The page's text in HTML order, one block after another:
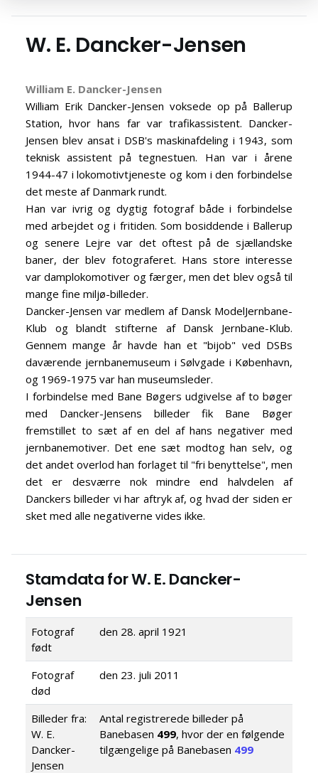
W. E. Dancker-Jensen
William E. Dancker-Jensen
William Erik Dancker-Jensen voksede op på Ballerup
Station, hvor hans far var trafikassistent. Dancker-
Jensen blev ansat i DSB's maskinafdeling i 1943, som
teknisk assistent på tegnestuen. Han var i årene
1944-47 i lokomotivtjeneste og kom i den forbindelse
det meste af Danmark rundt.
Han var ivrig og dygtig fotograf både i forbindelse
med arbejdet og i fritiden. Som bosiddende i Ballerup
og senere Lejre var det oftest på de sjællandske
baner, der blev fotograferet. Hans store interesse
var damplokomotiver og færger, men det blev også til
mange fine miljø-billeder.
Dancker-Jensen var medlem af Dansk ModelJernbane-
Klub og blandt stifterne af Dansk Jernbane-Klub.
Gennem mange år havde han et "bijob" ved DSBs
daværende jernbanemuseum i Sølvgade i København,
og 1969-1975 var han museumsleder.
I forbindelse med Bane Bøgers udgivelse af to bøger
med Dancker-Jensens billeder fik Bane Bøger
fremstillet to sæt af en del af hans negativer med
jernbanemotiver. Det ene sæt modtog han selv, og
det andet overlod han forlaget til "fri benyttelse", men
det er desværre nok mindre end halvdelen af
Danckers billeder vi har aftryk af, og hvad der siden er
sket med alle negativerne vides ikke.
Stamdata for W. E. Dancker-
Jensen
Fotograf
født
den 28. april 1921
Fotograf
død
den 23. juli 2011
Billeder fra:
W. E.
Dancker-
Jensen
Antal registrerede billeder på
Banebasen 499, hvor der en følgende
tilgængelige på Banebasen 499